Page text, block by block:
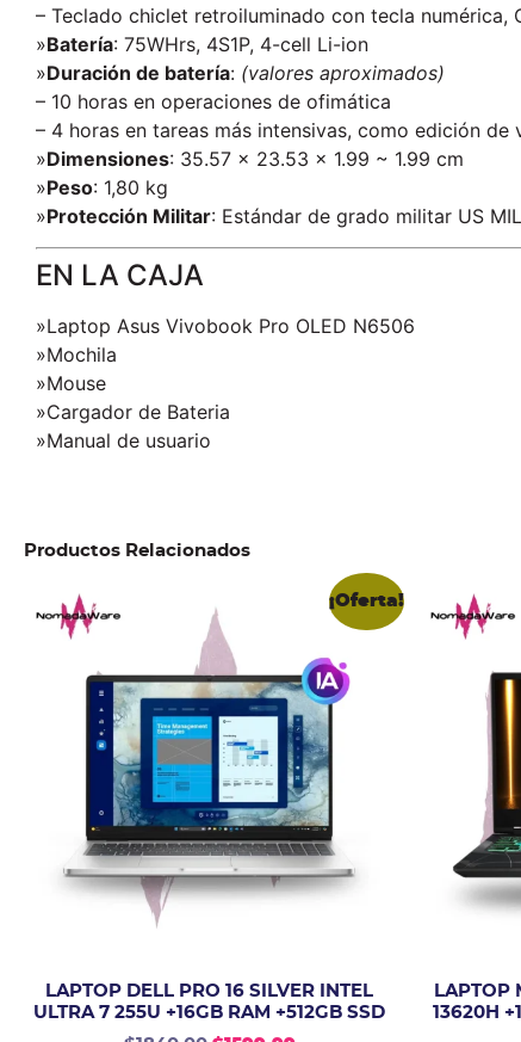
– Teclado chiclet retroiluminado con tecla numérica,
»Batería: 75WHrs, 4S1P, 4-cell Li-ion
»Duración de batería: (valores aproximados)
– 10 horas en operaciones de ofimática
– 4 horas en tareas más intensivas, como edición
»Dimensiones: 35.57 x 23.53 x 1.99 ~ 1.99 cm
»Peso: 1,80 kg
»Protección Militar: Estándar de grado militar US
EN LA CAJA
»Laptop Asus Vivobook Pro OLED N6506
»Mochila
»Mouse
»Cargador de Bateria
»Manual de usuario
Productos Relacionados
¡Oferta!
LAPTOP DELL PRO 16 SILVER INTEL
ULTRA 7 255U +16GB RAM +512GB SSD
LAPTOP
13620H